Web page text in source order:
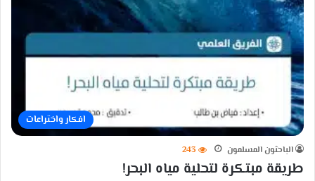
افكار واختراعات
الباحثون المسلمون 243
طريقة مبتكرة لتحلية مياه البحر!